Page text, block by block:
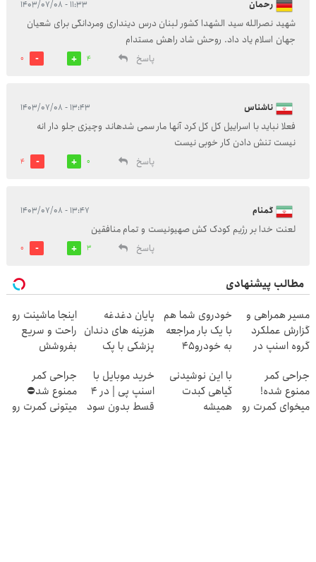
رحمان ۱۱:۳۳ - ۱۴۰۳/۰۷/۰۸
شهید نصرالله سید الشهدا کشور لبنان درس دینداری ومردانگی برای شعیان
جهان اسلام یاد داد. روحش شاد راهش مستدام
پاسخ
4
0
ناشناس ۱۳:۴۳ - ۱۴۰۳/۰۷/۰۸
فعلا نباید با اسراییل کل کل کرد آنها مار سمی شدهاند وچیزی جلو دار انه
نیست تنش دادن کار خوبی نیست
پاسخ
0
4
گمنام ۱۳:۴۷ - ۱۴۰۳/۰۷/۰۸
لعنت خدا بر رژیم کودک کش صهیونیست و تمام منافقین
پاسخ
3
0
مطالب پیشنهادی
مسیر همراهی و
گزارش عملکرد
گروه اسنپ در
خودروی شما هم
با یک بار مراجعه
به خودرو45
شد
پایان دغدغه
هزینه های دندان
پزشکی با پک
خانگی
اینجا ماشینت رو
راحت و سریع
بفروشش
جراحی کمر
ممنوع شده!
میخوای کمرت رو
با این نوشیدنی
گیاهی کبدت
همیشه
خرید موبایل با
اسنپ پی | در ۴
قسط بدون سود
جراحی کمر
ممنوع شد⛔
میتونی کمرت رو